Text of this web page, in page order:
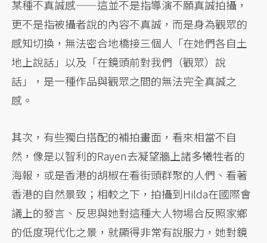
某種不真誠感——這並不是指導演不願真誠拍攝，
更不是指被攝者說的內容不真誠，而是身為觀眾的
感知切換，無法密合地橋接三個人「在她們各自土
地上說話」以及「在鏡頭前對我們（觀眾）說
話」，是一種作品與觀眾之間的無法完全真誠之
感。
其次，有些獨白搭配的補拍畫面，看來相當不自
然，像是以智利的Rayen去凝望牆上諸多犧牲者的
海報，或是香港的胡椒在看街頭群聚的人們、看著
香港的自然景致；相較之下，拍攝到Hilda在國際會
議上的發言、反思與她對這種大人物場合反照家鄉
的低度現代化之景，就顯得非常有說服力，她對鏡